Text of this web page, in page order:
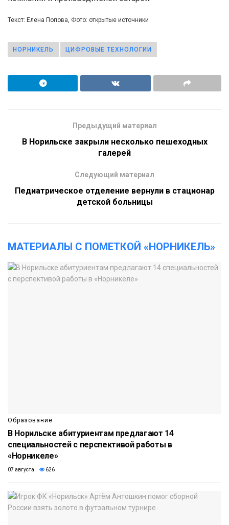
Текст: Елена Попова, Фото: открытые источники
НОРНИКЕЛЬ ЦИФРОВЫЕ ТЕХНОЛОГИИ
Предыдущий материал
В Норильске закрыли несколько пешеходных
галерей
Следующий материал
Педиатрическое отделение вернули в стационар
детской больницы
МАТЕРИАЛЫ С ПОМЕТКОЙ «НОРНИКЕЛЬ»
Образование
В Норильске абитуриентам предлагают 14
специальностей с перспективой работы в
«Норникеле»
07 августа 626